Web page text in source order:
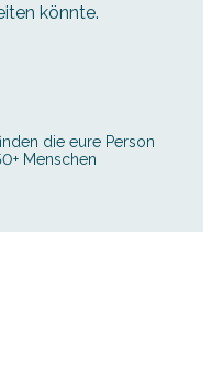
könnte.
die eure Person
Menschen